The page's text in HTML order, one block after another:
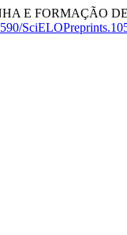
E FORMAÇÃO